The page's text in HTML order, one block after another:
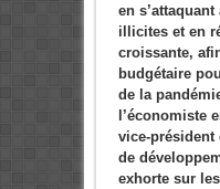
en
illicites et en
croissante,
budgétaire
de la
l’économiste
vice-président
de
exhorte sur